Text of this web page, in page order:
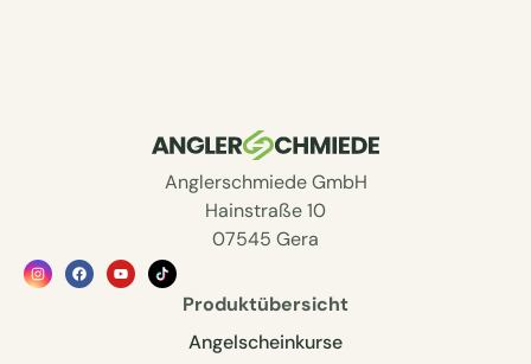
Anglerschmiede GmbH
Hainstraße 10
07545 Gera
Produktübersicht
Angelscheinkurse